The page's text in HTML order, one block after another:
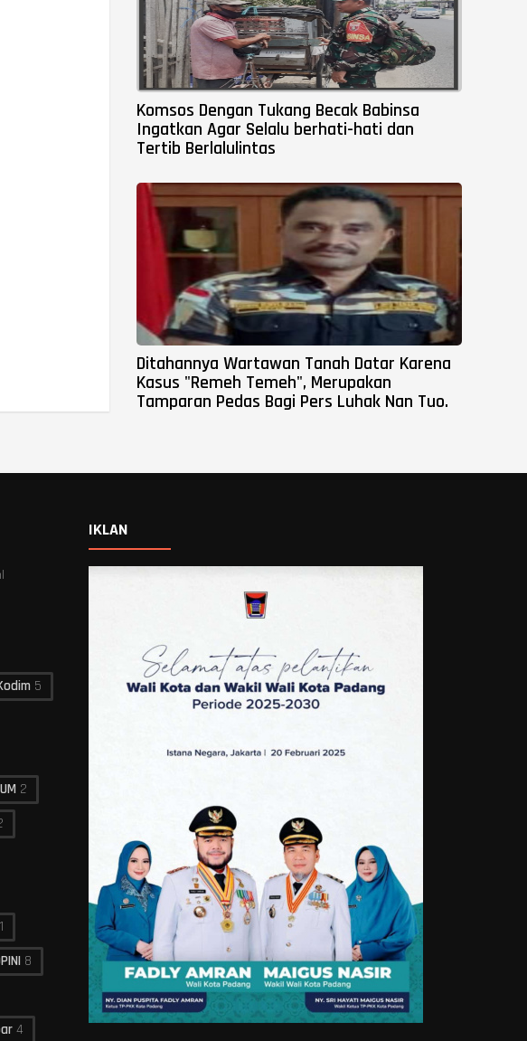
Komsos Dengan Tukang Becak Babinsa
Ingatkan Agar Selalu berhati-hati dan
Tertib Berlalulintas
Ditahannya Wartawan Tanah Datar Karena
Kasus "Remeh Temeh", Merupakan
Tamparan Pedas Bagi Pers Luhak Nan Tuo.
5
2
1
8
4
IKLAN